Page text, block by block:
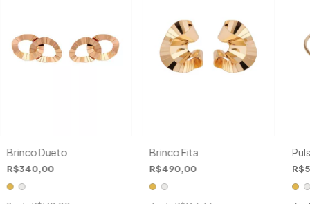
Brinco Dueto
R$340,00
Brinco Fita
R$490,00